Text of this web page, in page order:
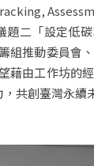
題二「設定低
組推動委員會
藉由工作坊的
共創臺灣永續